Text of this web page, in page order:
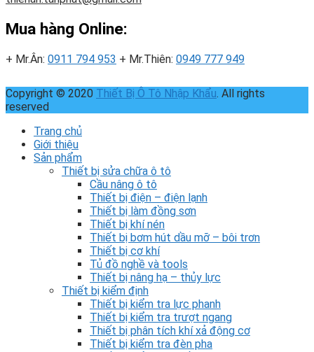
Mua hàng Online:
+ Mr.Ân: 0911 794 953 + Mr.Thiên: 0949 777 949
Copyright © 2020 Thiết Bị Ô Tô Nhập Khẩu. All rights
reserved
Trang chủ
Giới thiệu
Sản phẩm
Thiết bị sửa chữa ô tô
Cầu nâng ô tô
Thiết bị điện – điện lạnh
Thiết bị làm đồng sơn
Thiết bị khí nén
Thiết bị bơm hút dầu mỡ – bôi trơn
Thiết bị cơ khí
Tủ đồ nghề và tools
Thiết bị nâng hạ – thủy lực
Thiết bị kiểm định
Thiết bị kiểm tra lực phanh
Thiết bị kiểm tra trượt ngang
Thiết bị phân tích khí xả động cơ
Thiết bị kiểm tra đèn pha